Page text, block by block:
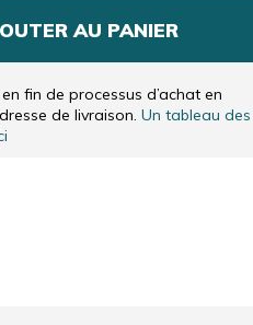
AU PANIER
fin de processus d’achat en
de livraison. Un tableau des